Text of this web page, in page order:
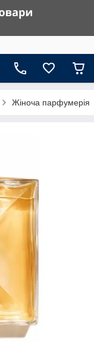
Жіноча парфумерія